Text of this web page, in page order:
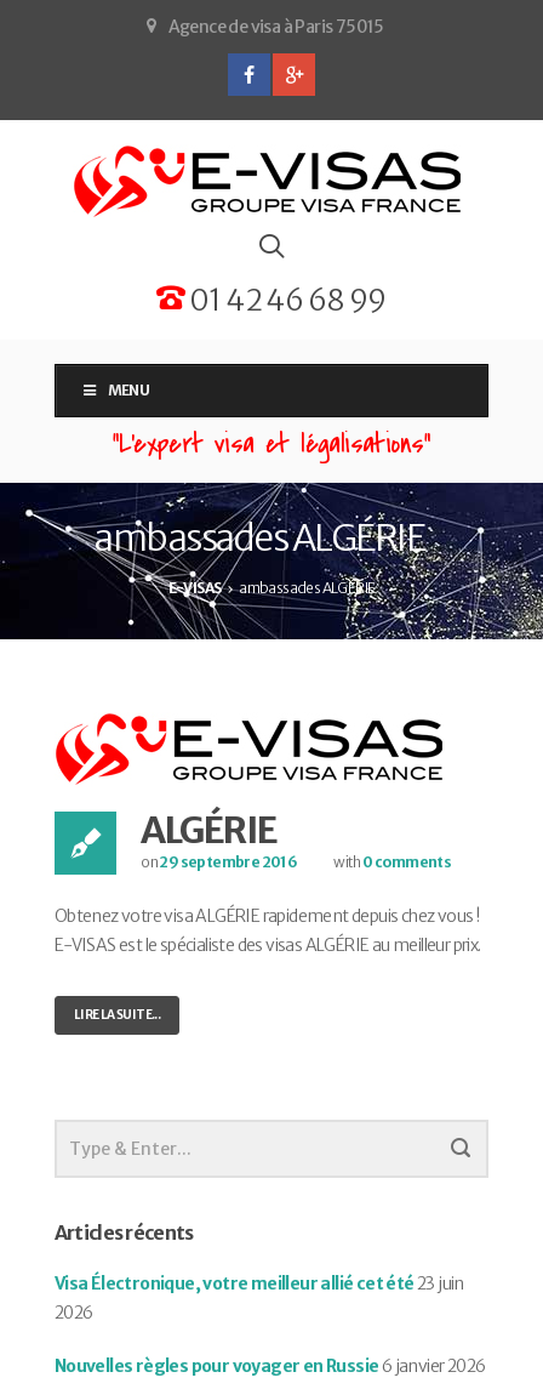
Agence de visa à Paris 75015
01 42 46 68 99
MENU
“L'expert visa et légalisations”
ambassades ALGÉRIE
E-VISAS ambassades ALGÉRIE
ALGÉRIE
on29 septembre 2016 with 0 comments
Obtenez votre visa ALGÉRIE rapidement depuis chez vous !
E-VISAS est le spécialiste des visas ALGÉRIE au meilleur prix.
LIRE LA SUITE...
Articles récents
Visa Électronique, votre meilleur allié cet été23 juin
2026
Nouvelles règles pour voyager en Russie 6 janvier 2026